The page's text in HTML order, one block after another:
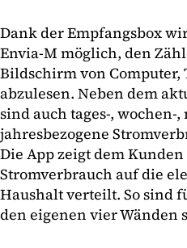
Dank der Empfangsbox
Envia-M möglich, den
Bildschirm von Computer,
abzulesen. Neben dem
sind auch tages-, wochen-,
jahresbezogene
Die App zeigt dem
Stromverbrauch auf die
Haushalt verteilt. So sind
den eigenen vier Wänden